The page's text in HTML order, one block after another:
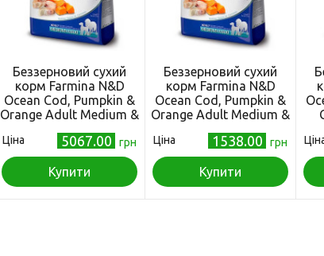
Беззерновий сухий
корм Farmina N&D
Ocean Cod, Pumpkin &
Orange Adult Medium &
середніх і великих
порід, з тріскою та
апельсином, 12 кг
Ціна 5067.00 грн
Купити
Беззерновий сухий
корм Farmina N&D
Ocean Cod, Pumpkin &
Orange Adult Medium &
середніх і великих
порід, з тріскою та
апельсином, 2,5 кг
Ціна 1538.00 грн
Купити